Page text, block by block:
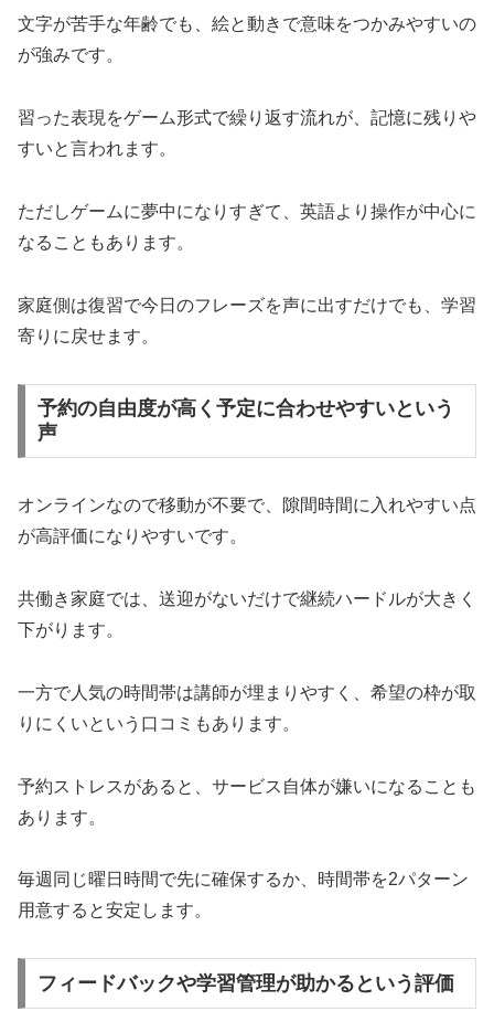
文字が苦手な年齢でも、絵と動きで意味をつかみやすいの
が強みです。
習った表現をゲーム形式で繰り返す流れが、記憶に残りや
すいと言われます。
ただしゲームに夢中になりすぎて、英語より操作が中心に
なることもあります。
家庭側は復習で今日のフレーズを声に出すだけでも、学習
寄りに戻せます。
予約の自由度が高く予定に合わせやすいという
声
オンラインなので移動が不要で、隙間時間に入れやすい点
が高評価になりやすいです。
共働き家庭では、送迎がないだけで継続ハードルが大きく
下がります。
一方で人気の時間帯は講師が埋まりやすく、希望の枠が取
りにくいという口コミもあります。
予約ストレスがあると、サービス自体が嫌いになることも
あります。
毎週同じ曜日時間で先に確保するか、時間帯を2パターン
用意すると安定します。
フィードバックや学習管理が助かるという評価